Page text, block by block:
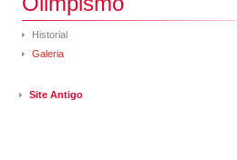
Historial
Galeria
Site Antigo